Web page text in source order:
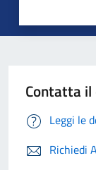
Contatta il
Leggi le
Richiedi